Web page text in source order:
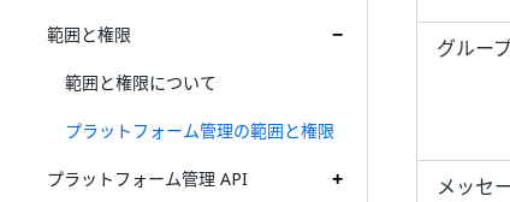
範囲と権限
範囲と権限について
プラットフォーム管理の範囲と権限
プラットフォーム管理 API
グルー
メッセ